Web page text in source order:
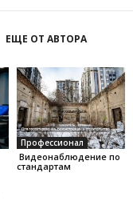
ЕЩЕ ОТ АВТОРА
Профессионал
Видеонаблюдение по
стандартам